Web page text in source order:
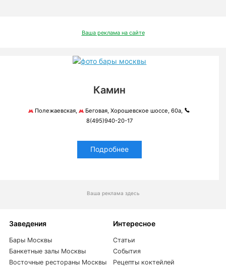
Ваша реклама на сайте
Камин
Полежаевская,
Беговая, Хорошевское шоссе, 60а,
8(495)940-20-17
Подробнее
Ваша реклама здесь
Заведения
Бары Москвы
Банкетные залы Москвы
Восточные рестораны Москвы
Интересное
Статьи
События
Рецепты коктейлей